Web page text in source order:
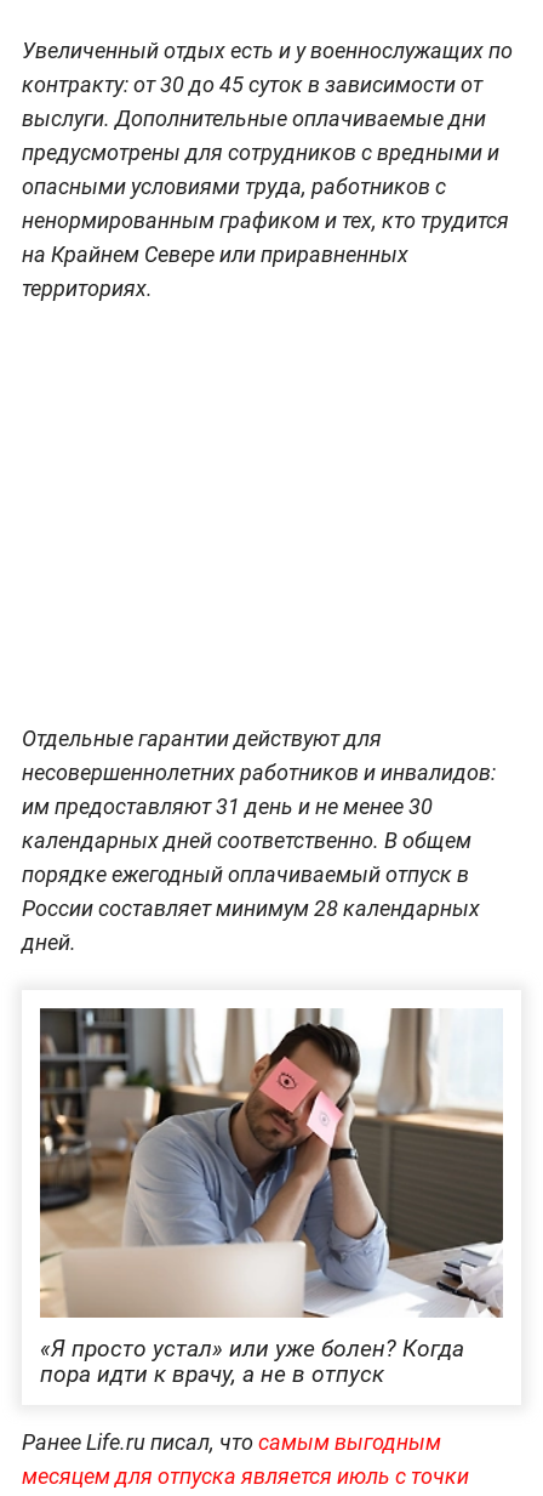
Увеличенный отдых есть и у военнослужащих по
контракту: от 30 до 45 суток в зависимости от
выслуги. Дополнительные оплачиваемые дни
предусмотрены для сотрудников с вредными и
опасными условиями труда, работников с
ненормированным графиком и тех, кто трудится
на Крайнем Севере или приравненных
территориях.
Отдельные гарантии действуют для
несовершеннолетних работников и инвалидов:
им предоставляют 31 день и не менее 30
календарных дней соответственно. В общем
порядке ежегодный оплачиваемый отпуск в
России составляет минимум 28 календарных
дней.
«Я просто устал» или уже болен? Когда
пора идти к врачу, а не в отпуск
Ранее Life.ru писал, чтосамым выгодным
месяцем для отпуска является июль с точки